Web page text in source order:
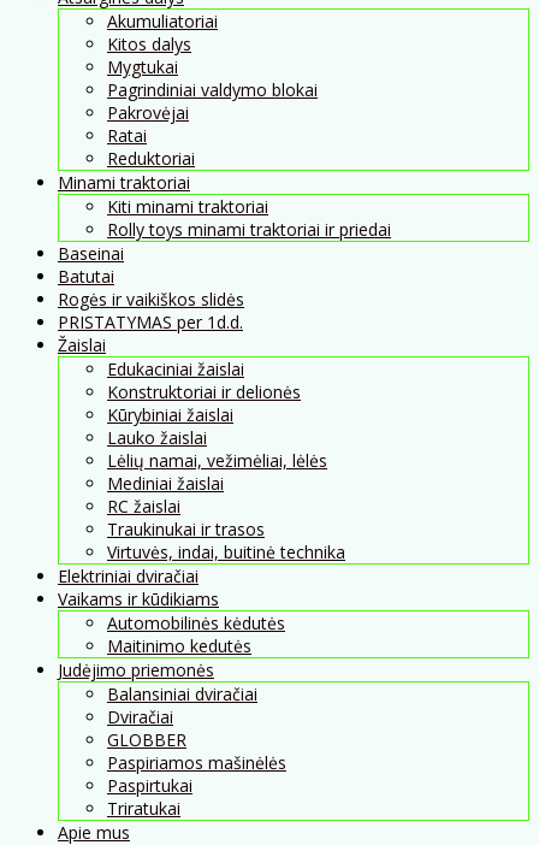
Akumuliatoriai
Kitos dalys
Mygtukai
Pagrindiniai valdymo blokai
Pakrovėjai
Ratai
Reduktoriai
Minami traktoriai
Kiti minami traktoriai
Rolly toys minami traktoriai ir priedai
Baseinai
Batutai
Rogės ir vaikiškos slidės
PRISTATYMAS per 1d.d.
Žaislai
Edukaciniai žaislai
Konstruktoriai ir delionės
Kūrybiniai žaislai
Lauko žaislai
Lėlių namai, vežimėliai, lėlės
Mediniai žaislai
RC žaislai
Traukinukai ir trasos
Virtuvės, indai, buitinė technika
Elektriniai dviračiai
Vaikams ir kūdikiams
Automobilinės kėdutės
Maitinimo kedutės
Judėjimo priemonės
Balansiniai dviračiai
Dviračiai
GLOBBER
Paspiriamos mašinėlės
Paspirtukai
Triratukai
Apie mus